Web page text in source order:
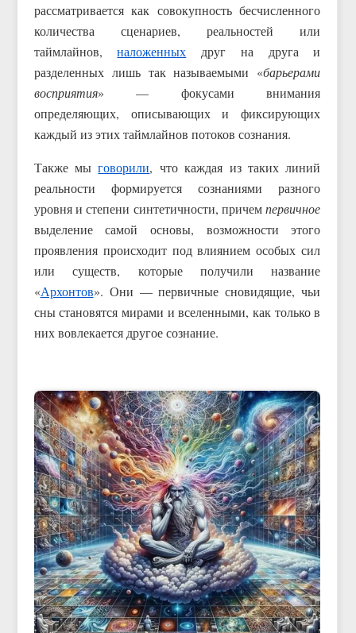
рассматривается как совокупность бесчисленного
количества сценариев, реальностей или
таймлайнов,наложенных друг на друга и
разделенных лишь так называемыми «барьерами
восприятия» — фокусами внимания
определяющих, описывающих и фиксирующих
каждый из этих таймлайнов потоков сознания.
Также мыговорили, что каждая из таких линий
реальности формируется сознаниями разного
уровня и степени синтетичности, причемпервичное
выделение самой основы, возможности этого
проявления происходит под влиянием особых сил
или существ, которые получили название
«Архонтов». Они — первичные сновидящие, чьи
сны становятся мирами и вселенными, как только в
них вовлекается другое сознание.